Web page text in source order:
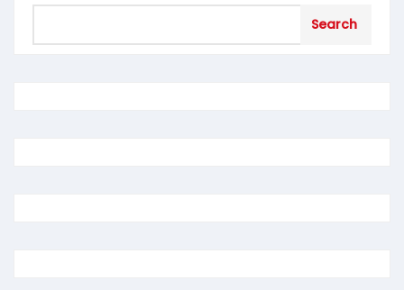
Search